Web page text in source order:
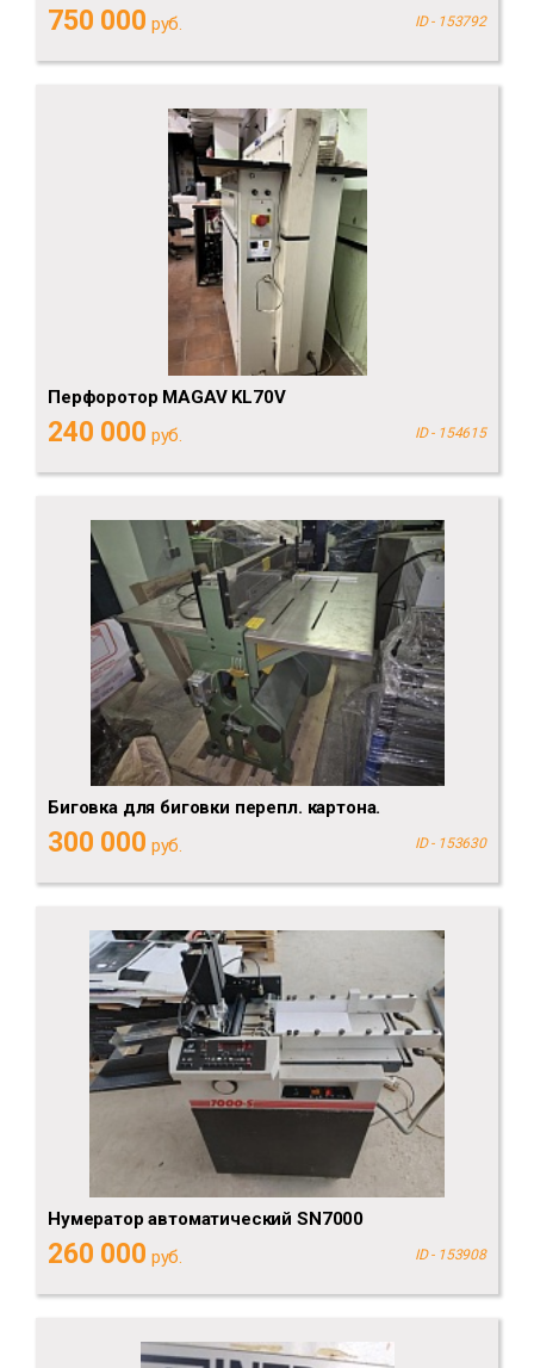
750 000 руб. ID - 153792
Перфоротор MAGAV KL70V
240 000 руб. ID - 154615
Биговка для биговки перепл. картона.
300 000 руб. ID - 153630
Нумератор автоматический SN7000
260 000 руб. ID - 153908